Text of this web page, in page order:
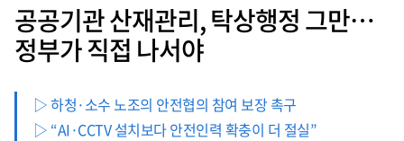
공공기관 산재관리, 탁상행정 그만…
정부가 직접 나서야
▷ 하청·소수 노조의 안전협의 참여 보장 촉구
▷ “AI·CCTV 설치보다 안전인력 확충이 더 절실”